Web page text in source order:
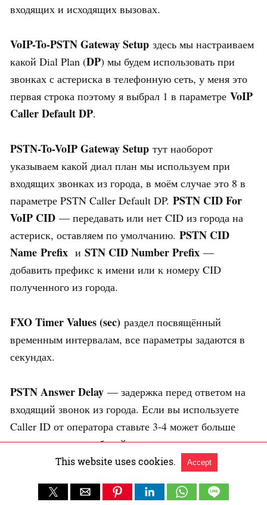
входящих и исходящих вызовах.
VoIP-To-PSTN Gateway Setup здесь мы настраиваем
какой Dial Plan (DP) мы будем использовать при
звонках с астериска в телефонную сеть, у меня это
первая строка поэтому я выбрал 1 в параметре VoIP
Caller Default DP.
PSTN-To-VoIP Gateway Setup тут наоборот
указываем какой диал план мы используем при
входящих звонках из города, в моём случае это 8 в
параметре PSTN Caller Default DP. PSTN CID For
VoIP CID — передавать или нет CID из города на
астериск, оставляем по умолчанию. PSTN CID
Name Prefix и STN CID Number Prefix —
добавить префикс к имени или к номеру CID
полученного из города.
FXO Timer Values (sec) раздел посвящённый
временным интервалам, все параметры задаются в
секундах.
PSTN Answer Delay — задержка перед ответом на
входящий звонок из города. Если вы используете
Caller ID от оператора ставьте 3-4 может больше
может меньше, подбирайте экспериментально.
Можно поставить больше значение и уменьшать его
Caller ID на вашей линии не подключён ставьте 0.
This website uses cookies. Accept